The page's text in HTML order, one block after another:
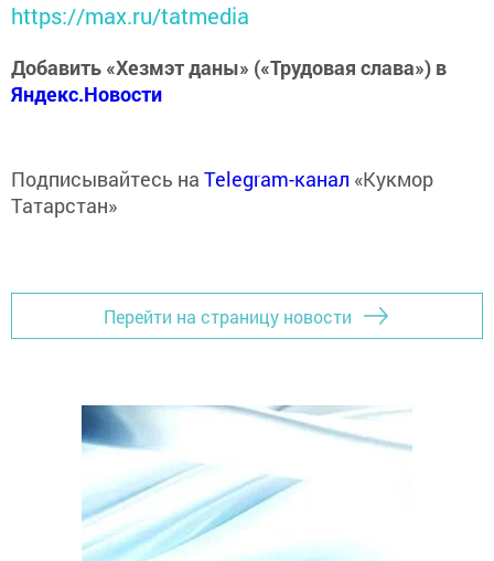
https://max.ru/tatmedia
Добавить «Хезмэт даны» («Трудовая слава») в
Яндекс.Новости
Подписывайтесь на Telegram-канал «Кукмор
Татарстан»
Перейти на страницу новости